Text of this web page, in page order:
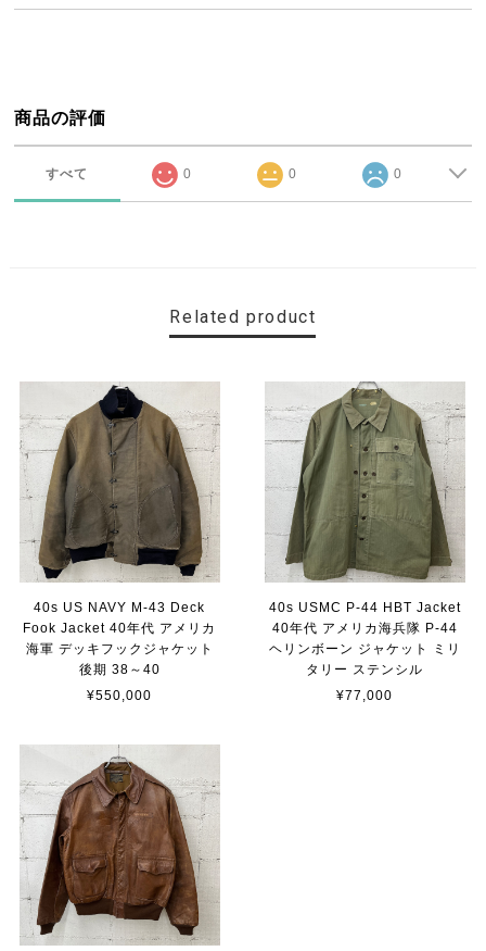
商品の評価
すべて 0 0 0
Related product
40s US NAVY M-43 Deck
Fook Jacket 40年代 アメリカ
海軍 デッキフックジャケット
後期 38～40
¥550,000
40s USMC P-44 HBT Jacket
40年代 アメリカ海兵隊 P-44
ヘリンボーン ジャケット ミリ
タリー ステンシル
¥77,000